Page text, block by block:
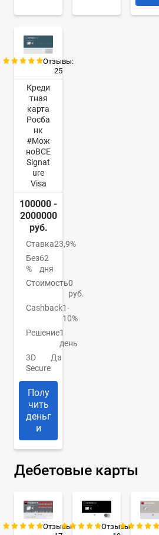
Отзывы:
25
Креди
тная
карта
Росба
нк
#Мож
ноВСЕ
Signat
ure
Visa
100000 -
2000000
руб.
Ставка23,9%
Без
%
62
дня
Стоимость0
руб.
Cashback1-
10%
Решение1
день
3D
Secure
Да
Полу
чить
деньг
и
Дебетовые карты
Отзывы:
Отзывы: